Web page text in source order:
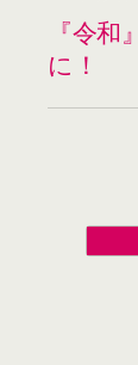
『令
に！